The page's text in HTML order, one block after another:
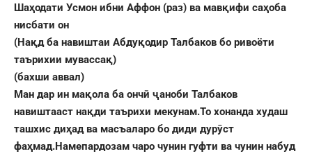
Шаҳодати Усмон ибни Аффон (раз) ва мавқифи саҳоба
нисбати он
(Нақд ба навиштаи Абдуқодир Талбаков бо ривоёти
таърихии мувассақ)
(бахши аввал)
Ман дар ин мақола ба ончӣ ҷаноби Талбаков
навиштааст нақди таърихи мекунам.То хонанда худаш
ташхис диҳад ва масъаларо бо диди дурӯст
фаҳмад.Намепардозам чаро чунин гуфти ва чунин набуд